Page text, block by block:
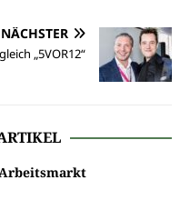
NÄCHSTER
„5VOR12“